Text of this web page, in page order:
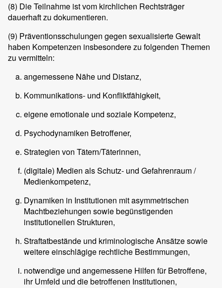
(8) Die Teilnahme ist vom kirchlichen Rechtsträger
dauerhaft zu dokumentieren.
(9) Präventionsschulungen gegen sexualisierte Gewalt
haben Kompetenzen insbesondere zu folgenden Themen
zu vermitteln:
angemessene Nähe und Distanz,
Kommunikations- und Konfliktfähigkeit,
eigene emotionale und soziale Kompetenz,
Psychodynamiken Betroffener,
Strategien von Tätern/Täterinnen,
(digitale) Medien als Schutz- und Gefahrenraum /
Medienkompetenz,
Dynamiken in Institutionen mit asymmetrischen
Machtbeziehungen sowie begünstigenden
institutionellen Strukturen,
Straftatbestände und kriminologische Ansätze sowie
weitere einschlägige rechtliche Bestimmungen,
notwendige und angemessene Hilfen für Betroffene,
ihr Umfeld und die betroffenen Institutionen,